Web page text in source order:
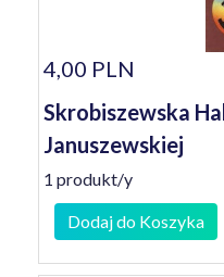
4,00 PLN
Skrobiszewska
Januszewskiej
1 produkt/y
Dodaj do Koszyka